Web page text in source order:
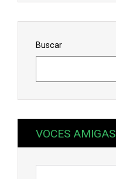
Buscar
VOCES AMIGAS